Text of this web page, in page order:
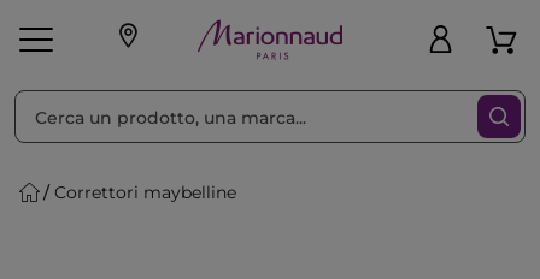
Make-up Profumi
Correttori maybelline
Ordina per Filtra